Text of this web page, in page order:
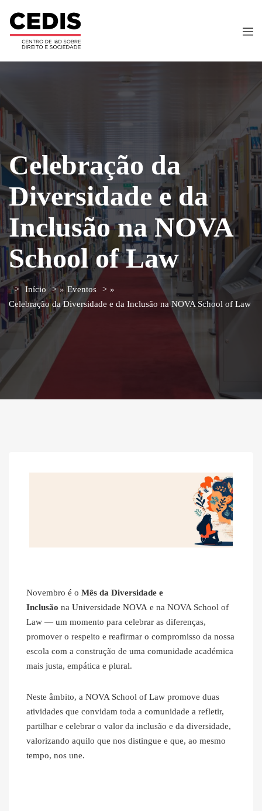
Celebração da
Diversidade e da
Inclusão na NOVA
School of Law
Início » Eventos
»
Celebração da Diversidade e da Inclusão na NOVA School of Law
Novembro é o Mês da Diversidade e
Inclusão na Universidade NOVA e na NOVA School of
Law — um momento para celebrar as diferenças,
promover o respeito e reafirmar o compromisso da nossa
escola com a construção de uma comunidade académica
mais justa, empática e plural.
Neste âmbito, a NOVA School of Law promove duas
atividades que convidam toda a comunidade a refletir,
partilhar e celebrar o valor da inclusão e da diversidade,
valorizando aquilo que nos distingue e que, ao mesmo
tempo, nos une.